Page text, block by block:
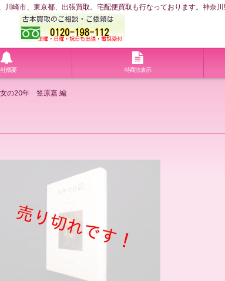
川崎市、東京都、出張買取。宅配便買取も行なっております。神
概要 特商法表示
の20年 笠原嘉 編